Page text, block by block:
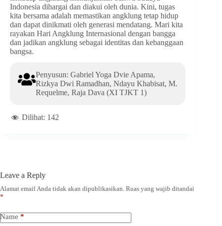
Indonesia dihargai dan diakui oleh dunia. Kini, tugas
kita bersama adalah memastikan angklung tetap hidup
dan dapat dinikmati oleh generasi mendatang. Mari kita
rayakan Hari Angklung Internasional dengan bangga
dan jadikan angklung sebagai identitas dan kebanggaan
bangsa.
Penyusun: Gabriel Yoga Dvie Apama,
Rizkya Dwi Ramadhan, Ndayu Khabisat, M.
Requelme, Raja Dava (XI TJKT 1)
Dilihat: 142
Leave a Reply
Alamat email Anda tidak akan dipublikasikan. Ruas yang wajib ditandai
*
Name *